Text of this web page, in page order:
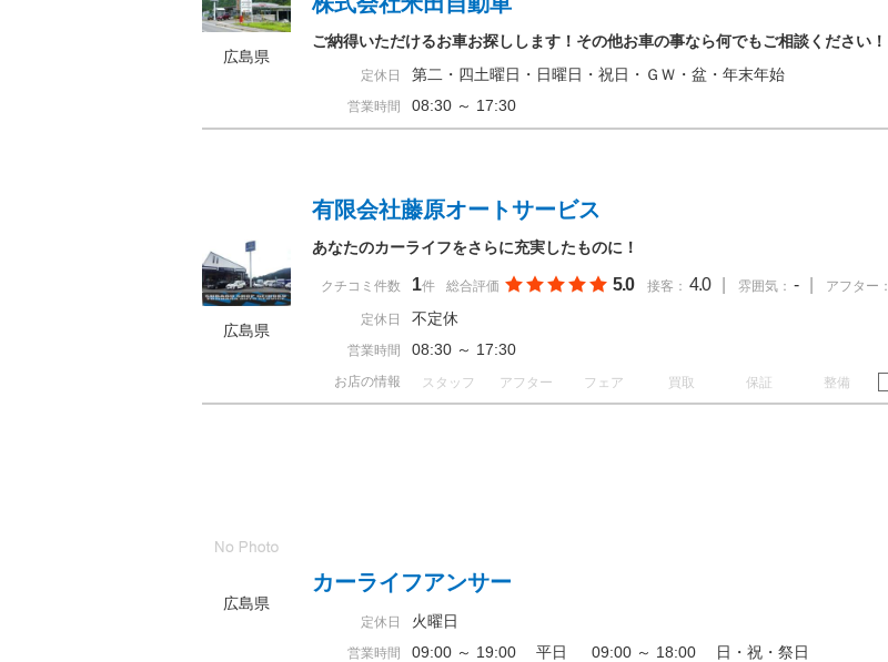
広島県
ご納得いただけるお車お探しします！その他お車の事なら何でもご相談ください！
定休日 第二・四土曜日・日曜日・祝日・ＧＷ・盆・年末年始
営業時間 08:30 ～ 17:30
広島県
有限会社藤原オートサービス
あなたのカーライフをさらに充実したものに！
クチコミ件数 1件 総合評価 5.0 接客： 4.0 雰囲気： - アフター：
定休日 不定休
営業時間 08:30 ～ 17:30
お店の情報 スタッフ アフター フェア 買取 保証 整備
広島県
カーライフアンサー
定休日 火曜日
営業時間 09:00 ～ 19:00 平日 09:00 ～ 18:00 日・祝・祭日